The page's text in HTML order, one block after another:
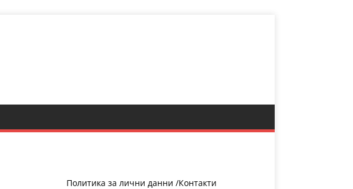
Политика за лични данни /Контакти